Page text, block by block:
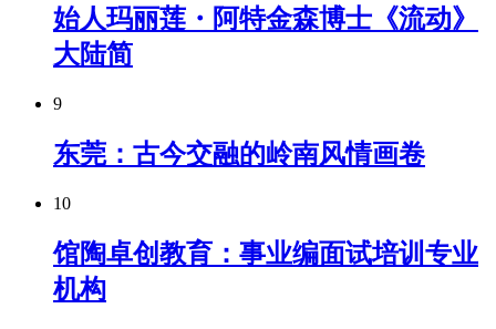
始人玛丽莲・阿特金森博士《流动》
大陆简
9
东莞：古今交融的岭南风情画卷
10
馆陶卓创教育：事业编面试培训专业
机构